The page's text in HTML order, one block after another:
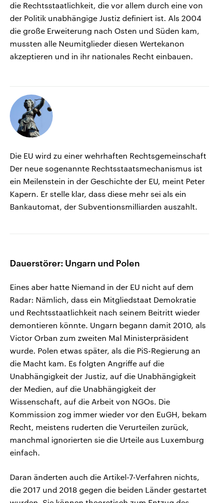
die Rechtsstaatlichkeit, die vor allem durch eine von
der Politik unabhängige Justiz definiert ist. Als 2004
die große Erweiterung nach Osten und Süden kam,
mussten alle Neumitglieder diesen Wertekanon
akzeptieren und in ihr nationales Recht einbauen.
Die EU wird zu einer wehrhaften Rechtsgemeinschaft
Der neue sogenannte Rechtsstaatsmechanismus ist
ein Meilenstein in der Geschichte der EU, meint Peter
Kapern. Er stelle klar, dass diese mehr sei als ein
Bankautomat, der Subventionsmilliarden auszahlt.
Dauerstörer: Ungarn und Polen
Eines aber hatte Niemand in der EU nicht auf dem
Radar: Nämlich, dass ein Mitgliedstaat Demokratie
und Rechtsstaatlichkeit nach seinem Beitritt wieder
demontieren könnte. Ungarn begann damit 2010, als
Victor Orban zum zweiten Mal Ministerpräsident
wurde. Polen etwas später, als die PiS-Regierung an
die Macht kam. Es folgten Angriffe auf die
Unabhängigkeit der Justiz, auf die Unabhängigkeit
der Medien, auf die Unabhängigkeit der
Wissenschaft, auf die Arbeit von NGOs. Die
Kommission zog immer wieder vor den EuGH, bekam
Recht, meistens ruderten die Verurteilen zurück,
manchmal ignorierten sie die Urteile aus Luxemburg
einfach.
Daran änderten auch die Artikel-7-Verfahren nichts,
die 2017 und 2018 gegen die beiden Länder gestartet